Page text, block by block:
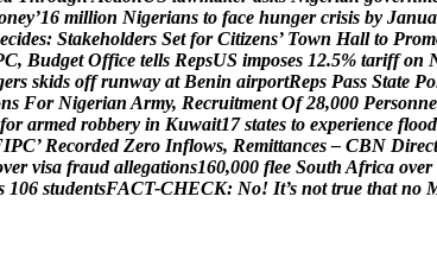
ney’16 million Nigerians to face hunger crisis by Janua
ecides: Stakeholders Set for Citizens’ Town Hall to Prom
C, Budget Office tells RepsUS imposes 12.5% tariff on
ers skids off runway at Benin airportReps Pass State Po
ns For Nigerian Army, Recruitment Of 28,000 Personne
for armed robbery in Kuwait17 states to experience flood
IPC’ Recorded Zero Inflows, Remittances – CBN Direct
ver visa fraud allegations160,000 flee South Africa over
106 studentsFACT-CHECK: No! It’s not true that no